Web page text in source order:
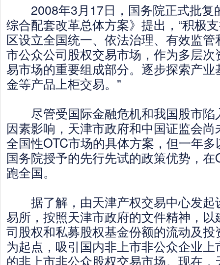
2008年3月17日，国务院正式批复
综合配套改革总体方案》提出，“积极
区设立全国统一、依法治理、有效监
市公众公司股权交易市场，作为多层
易市场的重要组成部分。逐步探索产
金等产品上柜交易。”
尽管受国际金融危机和我国股市陷
因素影响，天津市政府和中国证监会
全国性OTC市场的具体方案，但一年
国务院授予的先行先试的政策优势，
跑全国。
据了解，由天津产权交易中心发起
易所，按照天津市政府的文件精神，以
司股权和私募股权基金份额的流动及
为起点，吸引国内非上市非公众企业
的非上市非公众股权交易市场。现在